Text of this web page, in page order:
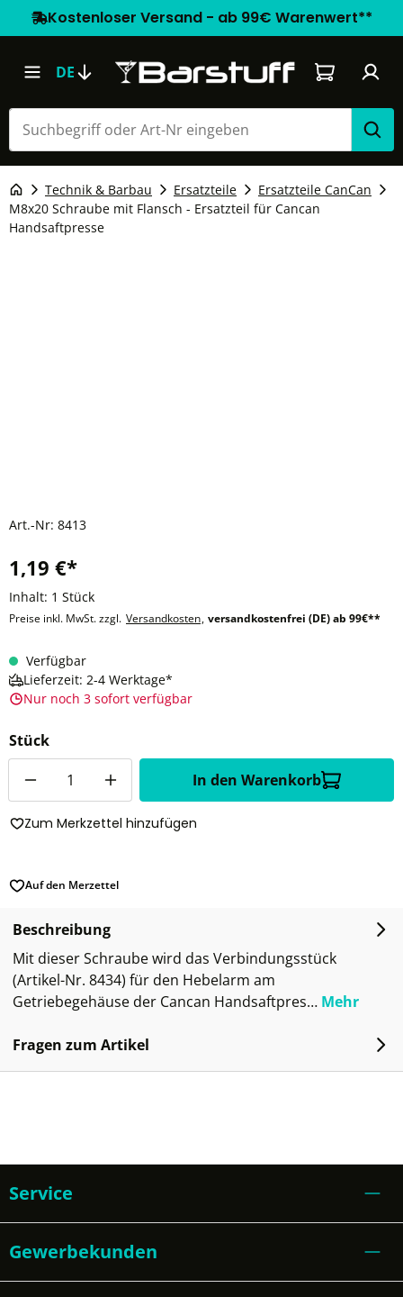
Kostenloser Versand - ab 99€ Warenwert**
DE Warenkorb
Technik & Barbau Ersatzteile
Ersatzteile CanCan
M8x20 Schraube mit Flansch - Ersatzteil für Cancan
Handsaftpresse
Art.-Nr: 8413
1,19 €*
Inhalt: 1 Stück
Preise inkl. MwSt. zzgl. Versandkosten, versandkostenfrei (DE) ab 99€**
Verfügbar
Lieferzeit: 2-4 Werktage*
Nur noch 3 sofort verfügbar
Stück
In den Warenkorb
Zum Merkzettel hinzufügen
Auf den Merzettel
Beschreibung
Mit dieser Schraube wird das Verbindungsstück
(Artikel-Nr. 8434) für den Hebelarm am
Getriebegehäuse der Cancan Handsaftpres… Mehr
Fragen zum Artikel
Service
Gewerbekunden